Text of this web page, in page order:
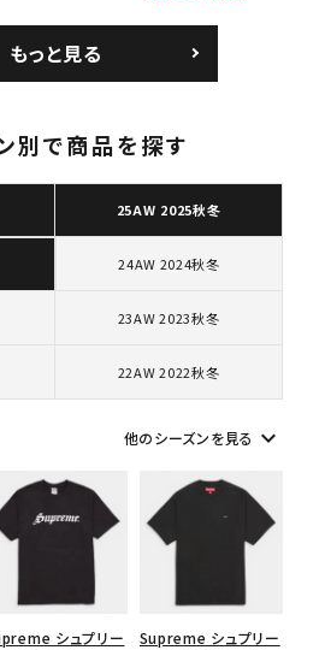
search
パーカー・クルーネック
ストバッグ
ドから探す
カー ホワイト 白
もっと見る
別で商品を探す
25AW 2025秋冬
24AW 2024秋冬
23AW 2023秋冬
22AW 2022秋冬
他のシーズンを見る keyboard_arrow_down
シュプリー
Supreme シュプリー